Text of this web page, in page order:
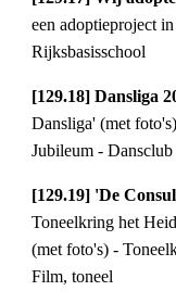
een adoptieproject
Rijksbasisschool
[129.18] Dansliga
Dansliga' (met
Jubileum -
Toneelkring het
(met foto's) -
Film, toneel